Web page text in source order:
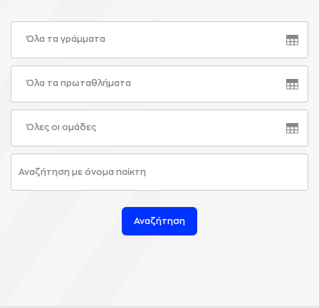
Όλα τα γράμματα
Όλα τα πρωταθλήματα
Όλες οι ομάδες
Αναζήτηση